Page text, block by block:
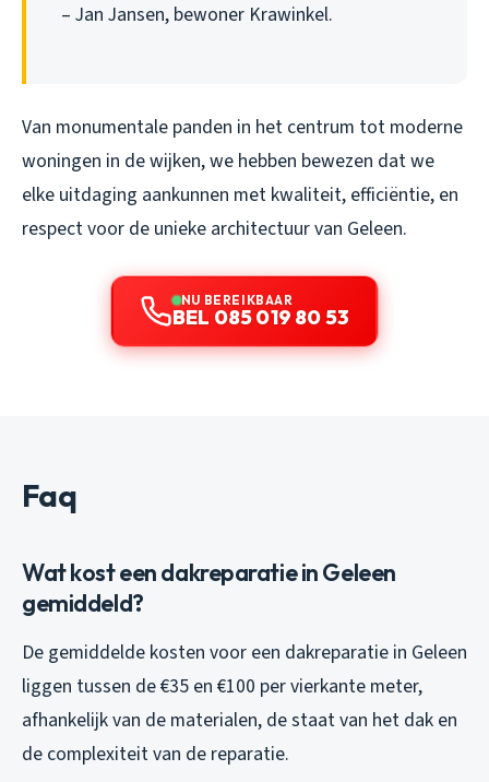
– Jan Jansen, bewoner Krawinkel.
Van monumentale panden in het centrum tot moderne
woningen in de wijken, we hebben bewezen dat we
elke uitdaging aankunnen met kwaliteit, efficiëntie, en
respect voor de unieke architectuur van Geleen.
NU BEREIKBAAR
BEL 085 019 80 53
Faq
Wat kost een dakreparatie in Geleen
gemiddeld?
De gemiddelde kosten voor een dakreparatie in Geleen
liggen tussen de €35 en €100 per vierkante meter,
afhankelijk van de materialen, de staat van het dak en
de complexiteit van de reparatie.